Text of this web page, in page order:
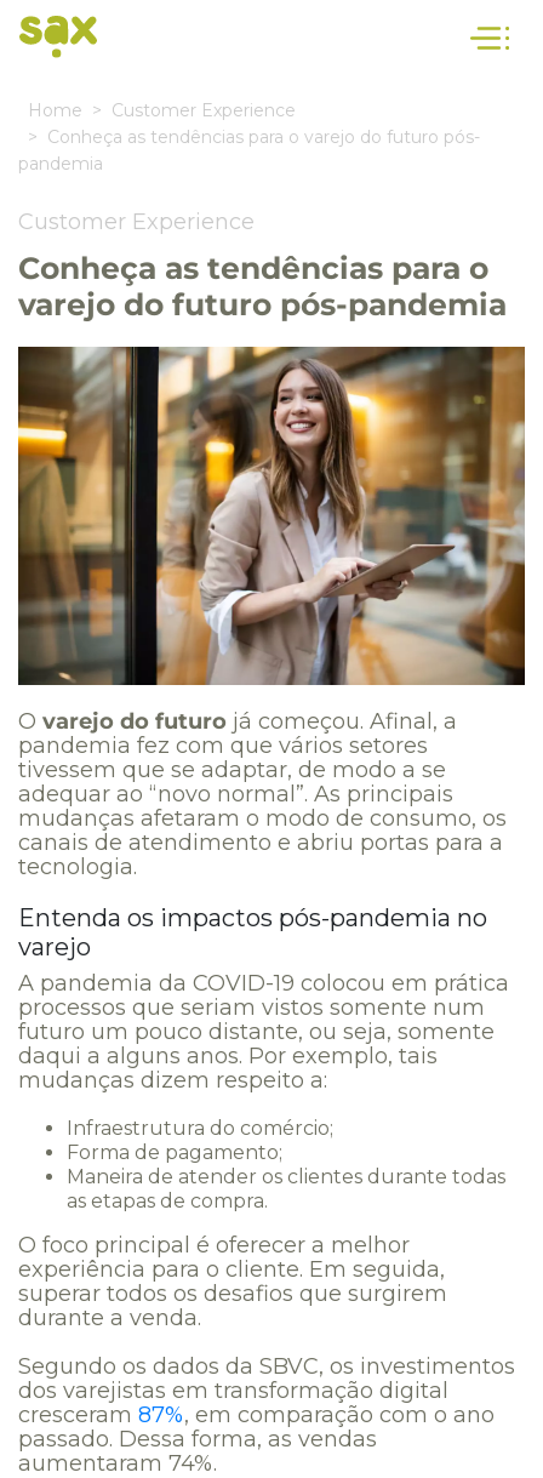
Home
Customer Experience
Conheça as tendências para o varejo do futuro pós-
pandemia
Customer Experience
Conheça as tendências para o
varejo do futuro pós-pandemia
O varejo do futuro já começou. Afinal, a
pandemia fez com que vários setores
tivessem que se adaptar, de modo a se
adequar ao “novo normal”. As principais
mudanças afetaram o modo de consumo, os
canais de atendimento e abriu portas para a
tecnologia.
Entenda os impactos pós-pandemia no
varejo
A pandemia da COVID-19 colocou em prática
processos que seriam vistos somente num
futuro um pouco distante, ou seja, somente
daqui a alguns anos. Por exemplo, tais
mudanças dizem respeito a:
Infraestrutura do comércio;
Forma de pagamento;
Maneira de atender os clientes durante todas
as etapas de compra.
O foco principal é oferecer a melhor
experiência para o cliente. Em seguida,
superar todos os desafios que surgirem
durante a venda.
Segundo os dados da SBVC, os investimentos
dos varejistas em transformação digital
cresceram 87%, em comparação com o ano
passado. Dessa forma, as vendas
aumentaram 74%.